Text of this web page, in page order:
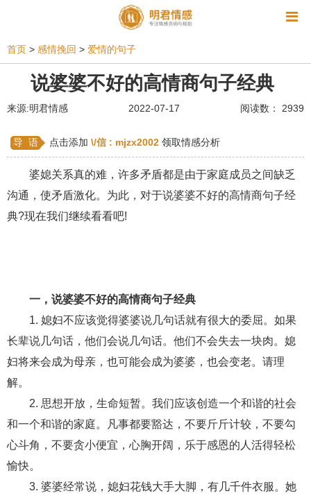
相亲 同性恋 恋爱技巧 挽回爱情
挽救婚姻 星座情感 离婚 心情
姻缘测试 分娩
水瓶座男生 摩羯座男生 射手座男生
天蝎座男生
不和 金牛座男生 白羊座男生
财产分割 外遇 分手 第三者 心态
变心 感人 伤感 婚姻问题 脾气
十二生肖 分手复合 梦见 抽签算命
异地恋 明星 气质 美妆 情感挽回
化妆 挽留前任 避孕 挽回男友 孕妇食谱
首页 > 感情挽回 > 爱情的句子
说婆婆不好的高情商句子经典
来源:明君情感 2022-07-17 阅读数： 2939
导 语 点击添加 \/信 : mjzx2002 领取情感分析
婆媳关系真的难，许多矛盾都是由于家庭成员之间缺乏
沟通，使矛盾激化。为此，对于说婆婆不好的高情商句子经
典?现在我们继续看看吧!
一，说婆婆不好的高情商句子经典
1. 媳妇不应该觉得婆婆说几句话就有很大的委屈。如果
长辈说几句话，他们会说几句话。他们不会失去一块肉。媳
妇将来会成为母亲，也可能会成为婆婆，也会变老。请理
解。
2. 思想开放，生命短暂。我们应该创造一个和谐的社会
和一个和谐的家庭。凡事都要豁达，不要斤斤计较，不要勾
心斗角，不要贪小便宜，心胸开阔，乐于感恩的人活得轻松
愉快。
3. 婆婆经常说，媳妇花钱大手大脚，有几千件衣服。她